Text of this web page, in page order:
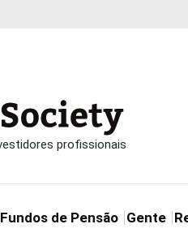
Fundos de Pensão Gente